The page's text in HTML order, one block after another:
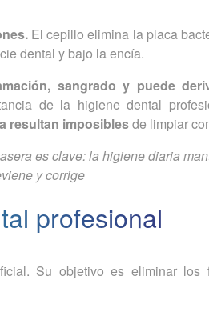
El cepillo elimina la placa
dental y bajo la encía.
sangrado y puede
de la higiene dental
resultan imposiblesde limpiar
es clave: la higiene diaria
y corrige
profesional
Su objetivo es eliminar los